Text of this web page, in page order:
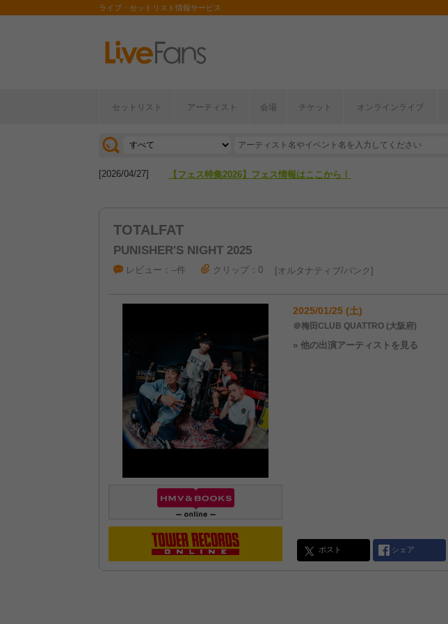
ライブ・セットリスト情報サービス
セットリスト アーティスト 会場 チケット オンラインライブ
[2026/07/28] 【ライブ動員ランキング】2026年上半期編発表！
[2026/04/27] 【フェス特集2026】フェス情報はここから！
TOTALFAT
PUNISHER'S NIGHT 2025
レビュー：--件 クリップ：0 オルタナティブ/パンク
2025/01/25 (土)
＠梅田CLUB QUATTRO (大阪府)
» 他の出演アーティストを見る
ポスト シェア